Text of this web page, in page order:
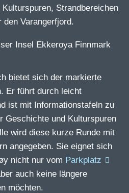
Strandbereichen
den Varangerfjord.
bietet sich der markierte
Er führt durch leicht
ist mit Informationstafeln zu
Geschichte und Kulturspuren
wird diese kurze Runde mit
angegeben. Sie eignet sich
nicht nur vom Parkplatz
auch keine längere
möchten.